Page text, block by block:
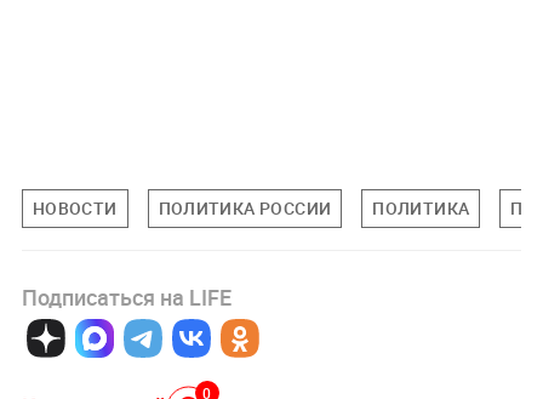
НОВОСТИ ПОЛИТИКА РОССИИ ПОЛИТИКА
Подписаться на LIFE
0